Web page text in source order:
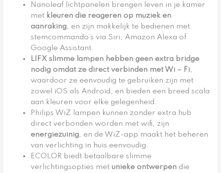
Nanoleaf lichtpanelen brengen leven in je kamer
met kleuren die reageren op muziek en
aanraking, en zijn makkelijk te bedienen met
stemcommando’s via Siri, Amazon Alexa of
Google Assistant.
LIFX slimme lampen hebben geen extra bridge
nodig omdat ze direct verbinden met Wi – Fi,
waardoor ze eenvoudig te gebruiken zijn met
zowel iOS als Android, en bieden een breed scala
aan kleuren voor elke gelegenheid.
Philips WiZ lampen kunnen zonder extra hub
direct verbonden worden met wifi, zijn
energiezuinig, en de WiZ-app maakt het beheren
van verlichting in huis eenvoudig.
ECOLOR biedt betaalbare slimme
verlichtingsopties met unieke ontwerpen die